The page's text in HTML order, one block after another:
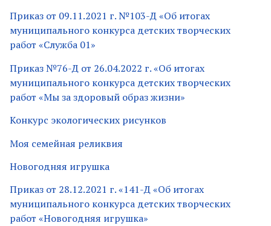
Приказ от 09.11.2021 г. №103-Д «Об итогах
муниципального конкурса детских творческих
работ «Служба 01»
Приказ №76-Д от 26.04.2022 г. «Об итогах
муниципального конкурса детских творческих
работ «Мы за здоровый образ жизни»
Конкурс экологических рисунков
Моя семейная реликвия
Новогодняя игрушка
Приказ от 28.12.2021 г. «141-Д «Об итогах
муниципального конкурса детских творческих
работ «Новогодняя игрушка»